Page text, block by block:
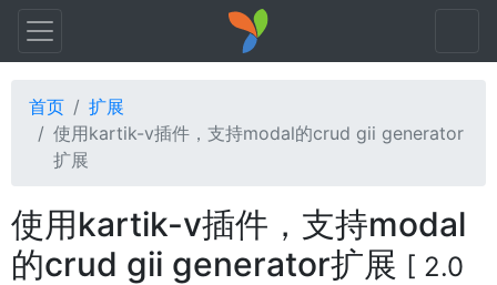
首页
扩展
使用kartik-v插件，支持modal的crud gii generator
扩展
使用kartik-v插件，支持modal
的crud gii generator扩展 [ 2.0